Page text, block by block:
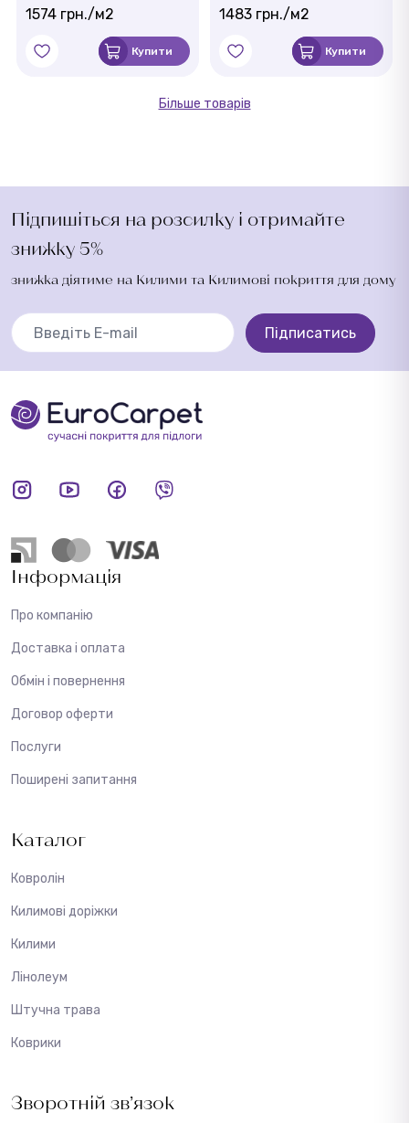
1574 грн./м2
Купити
1483 грн./м2
Купити
Більше товарів
Підпишіться на розсилку і отримайте
знижку 5%
знижка діятиме на Килими та Килимові покриття для дому
Підписатись
Інформація
Про компанію
Доставка і оплата
Обмін і повернення
Договор оферти
Послуги
Поширені запитання
Каталог
Ковролін
Килимові доріжки
Килими
Лінолеум
Штучна трава
Коврики
Зворотній зв’язок